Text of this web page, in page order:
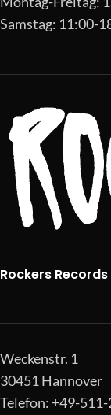
Samstag: 11:00-
Rockers Records
Weckenstr. 1
30451 Hannover
Telefon: +49-